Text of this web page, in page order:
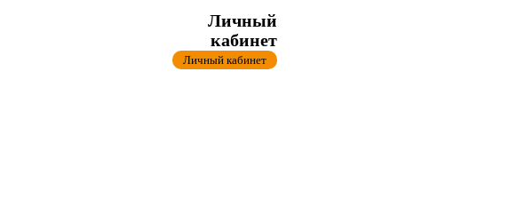
Личный
кабинет
Личный кабинет